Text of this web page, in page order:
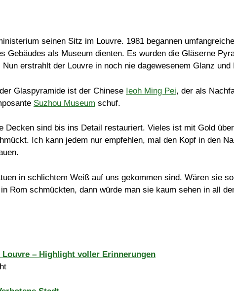
seinen Sitz im Louvre. 1981 begannen umfangreiche
Gebäudes als Museum dienten. Es wurden die Gläserne
erstrahlt der Louvre in noch nie dagewesenem Glanz und
Glaspyramide ist der Chinese Ieoh Ming Pei, der als
Suzhou Museum schuf.
Decken sind bis ins Detail restauriert. Vieles ist mit Gold
Ich kann jedem nur empfehlen, mal den Kopf in den
in schlichtem Weiß auf uns gekommen sind. Wären sie
Rom schmückten, dann würde man sie kaum sehen in all
Louvre – Highlight voller Erinnerungen